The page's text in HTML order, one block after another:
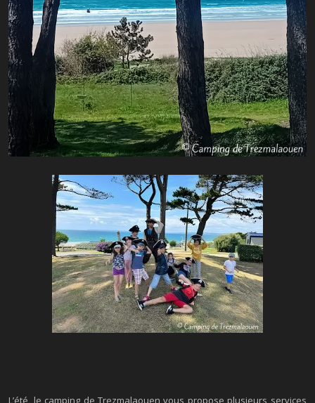
L’été, le camping de Trezmalaouen vous propose plusieurs services